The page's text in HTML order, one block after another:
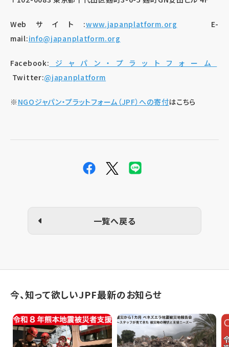
Webサイト:www.japanplatform.org E-
mail:info@japanplatform.org
Facebook: ジャパン・プラットフォーム
Twitter:@japanplatform
※ NGOジャパン・プラットフォーム（JPF）への寄付はこちら
一覧へ戻る
今、知って欲しいJPF最新のお知らせ